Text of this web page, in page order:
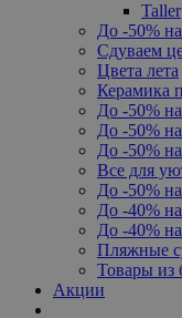
Taller
До -50%
Сдуваем
Цвета лета
Керамика
До -50%
До -50%
До -50%
Все для
До -50%
До -40%
До -40%
Пляжные
Товары из
Акции